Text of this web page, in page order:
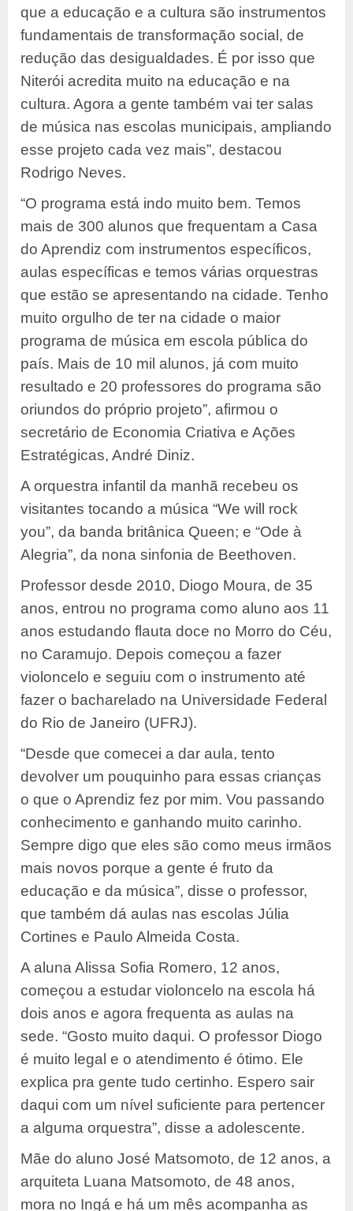
que a educação e a cultura são instrumentos
fundamentais de transformação social, de
redução das desigualdades. É por isso que
Niterói acredita muito na educação e na
cultura. Agora a gente também vai ter salas
de música nas escolas municipais, ampliando
esse projeto cada vez mais”, destacou
Rodrigo Neves.
“O programa está indo muito bem. Temos
mais de 300 alunos que frequentam a Casa
do Aprendiz com instrumentos específicos,
aulas específicas e temos várias orquestras
que estão se apresentando na cidade. Tenho
muito orgulho de ter na cidade o maior
programa de música em escola pública do
país. Mais de 10 mil alunos, já com muito
resultado e 20 professores do programa são
oriundos do próprio projeto”, afirmou o
secretário de Economia Criativa e Ações
Estratégicas, André Diniz.
A orquestra infantil da manhã recebeu os
visitantes tocando a música “We will rock
you”, da banda britânica Queen; e “Ode à
Alegria”, da nona sinfonia de Beethoven.
Professor desde 2010, Diogo Moura, de 35
anos, entrou no programa como aluno aos 11
anos estudando flauta doce no Morro do Céu,
no Caramujo. Depois começou a fazer
violoncelo e seguiu com o instrumento até
fazer o bacharelado na Universidade Federal
do Rio de Janeiro (UFRJ).
“Desde que comecei a dar aula, tento
devolver um pouquinho para essas crianças
o que o Aprendiz fez por mim. Vou passando
conhecimento e ganhando muito carinho.
Sempre digo que eles são como meus irmãos
mais novos porque a gente é fruto da
educação e da música”, disse o professor,
que também dá aulas nas escolas Júlia
Cortines e Paulo Almeida Costa.
A aluna Alissa Sofia Romero, 12 anos,
começou a estudar violoncelo na escola há
dois anos e agora frequenta as aulas na
sede. “Gosto muito daqui. O professor Diogo
é muito legal e o atendimento é ótimo. Ele
explica pra gente tudo certinho. Espero sair
daqui com um nível suficiente para pertencer
a alguma orquestra”, disse a adolescente.
Mãe do aluno José Matsomoto, de 12 anos, a
arquiteta Luana Matsomoto, de 48 anos,
mora no Ingá e há um mês acompanha as